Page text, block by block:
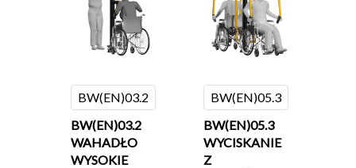
BW(EN)03.2
BW(EN)03.2
WAHADŁO
WYSOKIE
BW(EN)05.3
BW(EN)05.3
WYCISKANIE
Z